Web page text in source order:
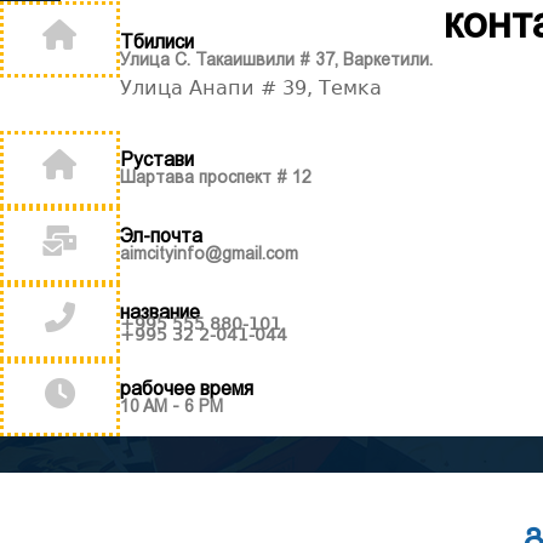
Тбилиси
Улица С. Такаишвили # 37, Варкетили.
Улица Анапи # 39, Темка
Рустави
Шартава проспект # 12
Эл-почта
aimcityinfo@gmail.com
название
+995 555 880-101
+995 32 2-041-044
рабочее время
10 AM - 6 PM